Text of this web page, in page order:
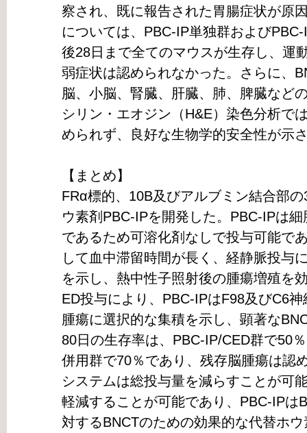
察され、既に報告された胃腸症状が原
については、PBC-IP単独群および
後28日まで全てのマウスが生存し、運
弱症状は認められなかった。さらに、
脳、小脳、腎臓、肝臓、肺、脾臓など
シリン・エオジン（H&E）染色分析で
められず、良好な生物学的安全性が示
【まとめ】
FRα標的、10B及びアルブミン結合部
ウ素剤PBC-IPを開発した。PBC-IPは
であるため可溶化剤なしで投与可能で
して血中滞留時間が長く、経静脈投与
を示し、熱中性子照射後の腫瘍増殖を
ED投与により、PBC-IPはF98及びC6
腫瘍に選択的な集積を示し、顕著な
80日の生存率は、PBC-IP/CED群で50
併用群で70％であり、残存脳腫瘍は認
システムは総投与量を減らすことが可
軽減することが可能であり、PBC-IPは
対するBNCTのための効果的な代替ホ